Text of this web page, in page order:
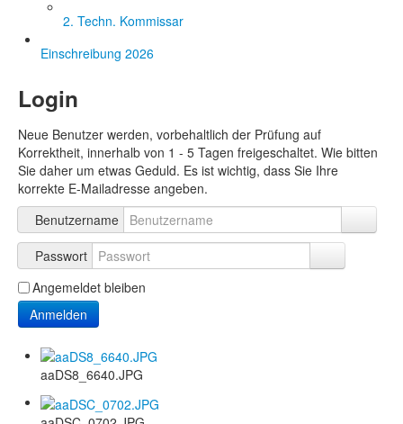
2. Techn. Kommissar
Einschreibung 2026
Login
Neue Benutzer werden, vorbehaltlich der Prüfung auf
Korrektheit, innerhalb von 1 - 5 Tagen freigeschaltet. Wie bitten
Sie daher um etwas Geduld. Es ist wichtig, dass Sie Ihre
korrekte E-Mailadresse angeben.
Benutzername
Passwort
Angemeldet bleiben
Anmelden
aaDS8_6640.JPG